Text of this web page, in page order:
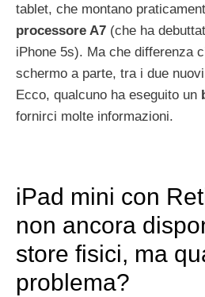
tablet, che montano
processore A7 (che ha
iPhone 5s). Ma che differenza
schermo a parte, tra i due
Ecco, qualcuno ha eseguito un
fornirci molte informazioni.
iPad mini con
non ancora
store fisici, ma
problema?